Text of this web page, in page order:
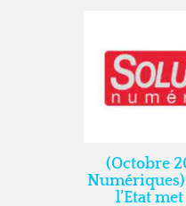
(Octobre
l’Etat